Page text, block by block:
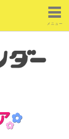
メニュー